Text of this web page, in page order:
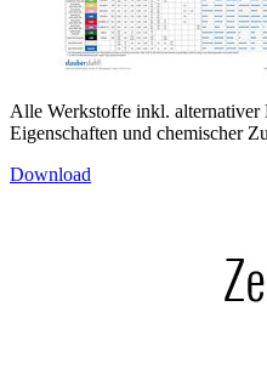
Alle Werkstoffe inkl. alternativer
Eigenschaften und chemischer
Download